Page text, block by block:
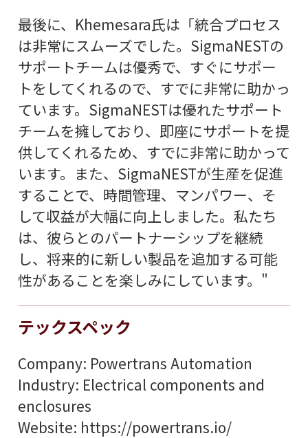
最後に、Khemesara氏は「統合プロセス
は非常にスムーズでした。SigmaNESTの
サポートチームは優秀で、すぐにサポー
トをしてくれるので、すでに非常に助かっ
ています。SigmaNESTは優れたサポート
チームを擁しており、即座にサポートを提
供してくれるため、すでに非常に助かって
います。また、SigmaNESTが生産を促進
することで、時間管理、マンパワー、そ
して収益が大幅に向上しました。私たち
は、彼らとのパートナーシップを継続
し、将来的に新しい製品を追加する可能
性があることを楽しみにしています。"
テックスペック
Company: Powertrans Automation
Industry: Electrical components and
enclosures
Website: https://powertrans.io/